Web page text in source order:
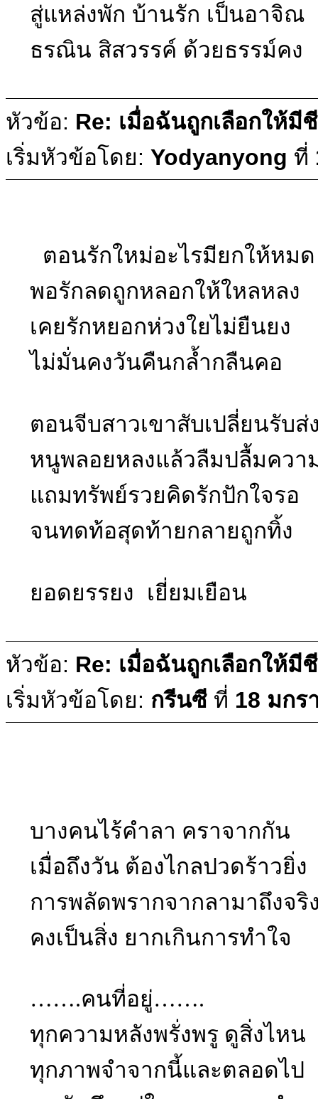
สู่แหล่งพัก บ้านรัก เป็นอาจิณ
ธรณิน สิสวรรค์ ด้วยธรรม์คง
หัวข้อ: Re: เมื่อฉันถูกเลือกให้มี
เริ่มหัวข้อโดย: Yodyanyong ที่
ตอนรักใหม่อะไรมียกให้หมด
พอรักลดถูกหลอกให้ใหลหลง
เคยรักหยอกห่วงใยไม่ยืนยง
ไม่มั่นคงวันคืนกล้ำกลืนคอ
ตอนจีบสาวเขาสับเปลี่ยนรับส่
หนูพลอยหลงแล้วลืมปลื้มควา
แถมทรัพย์รวยคิดรักปักใจรอ
จนทดท้อสุดท้ายกลายถูกทิ้ง
ยอดยรรยง เยี่ยมเยือน
หัวข้อ: Re: เมื่อฉันถูกเลือกให้มี
เริ่มหัวข้อโดย: กรีนซี ที่ 18 มกร
บางคนไร้คำลา คราจากกัน
เมื่อถึงวัน ต้องไกลปวดร้าวยิ่ง
การพลัดพรากจากลามาถึงจริ
คงเป็นสิ่ง ยากเกินการทำใจ
…….คนที่อยู่…….
ทุกความหลังพรั่งพรู ดูสิ่งไหน
ทุกภาพจำจากนี้และตลอดไป